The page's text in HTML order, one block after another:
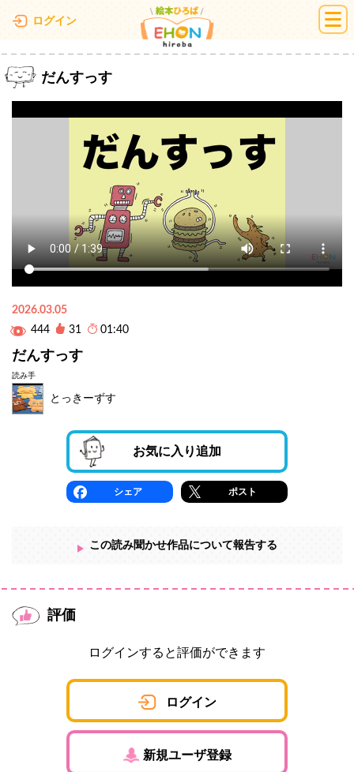
ログイン 絵本ひろば
だんすっす
2026.03.05
444
31 01:40
だんすっす
読み手
とっきーずす
お気に入り追加
シェア ポスト
この読み聞かせ作品について報告する
評価
ログインすると評価ができます
ログイン
新規ユーザ登録